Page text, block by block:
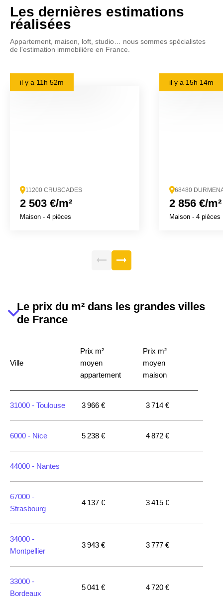
Les dernières estimations
réalisées
Appartement, maison, loft, studio… nous sommes spécialistes
de l'estimation immobilière en France.
il y a 11h 52m
11200 CRUSCADES
2 503 €/m²
Maison - 4 pièces
il y a 15h 14m
68480
2 856 €/m²
Maison - 4 pièces
Le prix du m² dans les grandes villes
de France
Ville
Prix m²
moyen
appartement
Prix m²
moyen
maison
31000 - Toulouse 3 966 € 3 714 €
6000 - Nice 5 238 € 4 872 €
44000 - Nantes
67000 -
Strasbourg
4 137 € 3 415 €
34000 -
Montpellier
3 943 € 3 777 €
33000 -
Bordeaux
5 041 € 4 720 €